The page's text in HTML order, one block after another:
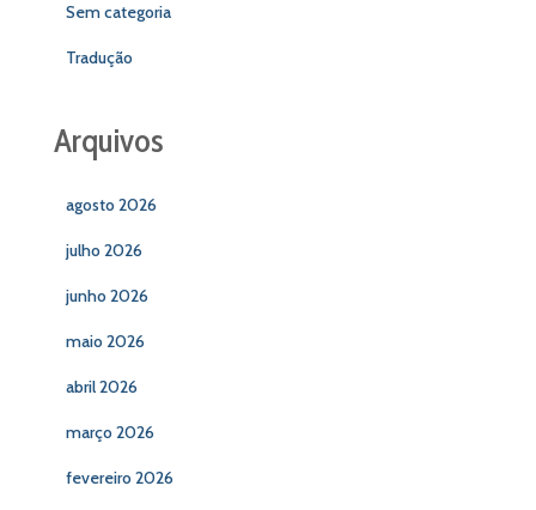
Sem categoria
Tradução
Arquivos
agosto 2026
julho 2026
junho 2026
maio 2026
abril 2026
março 2026
fevereiro 2026